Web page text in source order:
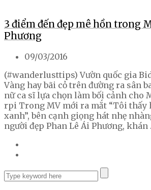
3 điểm đến đẹp mê hồn trong
Phương
09/03/2016
(#wanderlusttips) Vườn quốc gia
Vàng hay bãi cỏ trên đường ra sân
nữ ca sĩ lựa chọn làm bối cảnh cho
rpi Trong MV mới ra mắt “Tôi thấy
xanh”, bên cạnh giọng hát nhẹ
người đẹp Phan Lê Ái Phương, khán